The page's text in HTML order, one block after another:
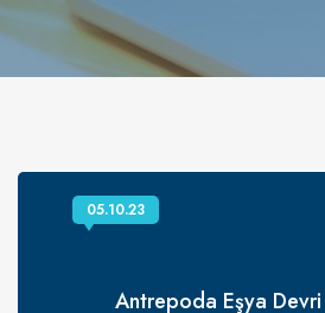
Antrepoda Eşya Devri
05.10.23